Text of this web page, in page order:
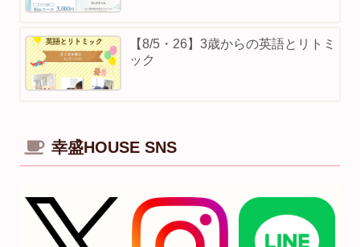
【8/5・26】3歳からの英語とリトミ
ック
幸盛HOUSE SNS